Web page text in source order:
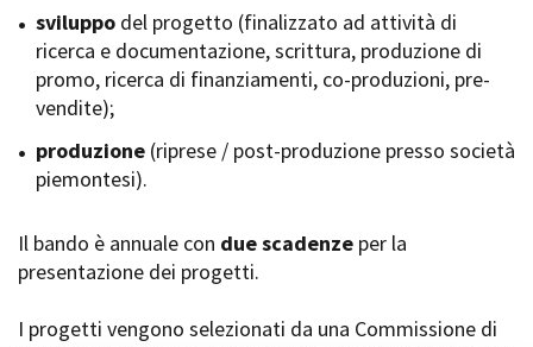
LOCATION GUIDE
FILM DATABASE
BOOK DATABASE
NEWS
CASTING
Newsletter
Lavora con noi
Stage - Tirocini - Scuola e
Lavoro
per affidamento lavori in
economia
sviluppo del progetto (finalizzato ad attività di
ricerca e documentazione, scrittura, produzione di
promo, ricerca di finanziamenti, co-produzioni, pre-
vendite);
produzione (riprese / post-produzione presso società
piemontesi).
Il bando è annuale con due scadenze per la
presentazione dei progetti.
I progetti vengono selezionati da una Commissione di